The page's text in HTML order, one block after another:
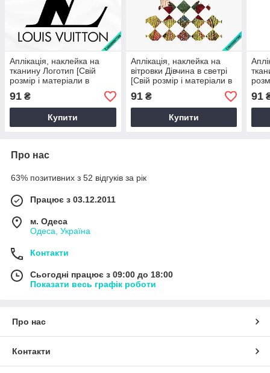
Аплікація, наклейка на
тканину Логотип [Свій
розмір і матеріали в
91 ₴
Купити
Аплікація, наклейка на
вітровки Дівчина в светрі
[Свій розмір і матеріали в
91₴
Купити
91
Про нас
63% позитивних з 52 відгуків за рік
Працює з 03.12.2011
м. Одеса
Одеса, Україна
Контакти
Сьогодні працює з 09:00 до 18:00
Показати весь графік роботи
Про нас
Контакти